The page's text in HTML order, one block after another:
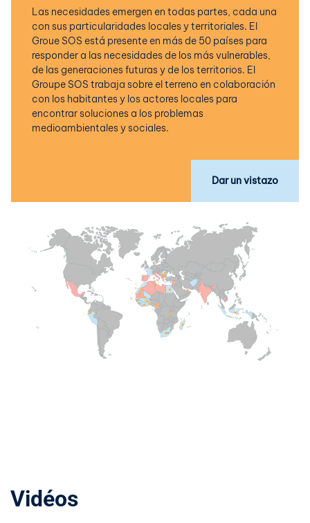
Las necesidades emergen en todas partes, cada una
con sus particularidades locales y territoriales. El
Groue SOS está presente en más de 50 países para
responder a las necesidades de los más vulnerables,
de las generaciones futuras y de los territorios. El
Groupe SOS trabaja sobre el terreno en colaboración
con los habitantes y los actores locales para
encontrar soluciones a los problemas
medioambientales y sociales.
Dar un vistazo
Vidéos